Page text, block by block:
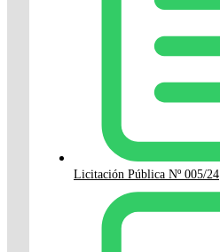
Licitación Pública Nº 005/24